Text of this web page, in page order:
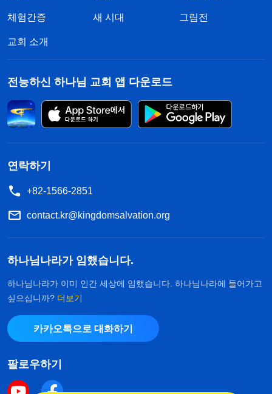
체험간증 새 시대 그림전
교회 소개
전능하신 하나님 교회 앱 다운로드
연락하기
+82-1566-2851
contact.kr@kingdomsalvation.org
하나님나라가 임했습니다.
하나님나라가 이미 인간 세상에 임했습니다. 하나님나라에 들어가고
싶으십니까? 더보기
카카오톡으로 대화하기
팔로우하기